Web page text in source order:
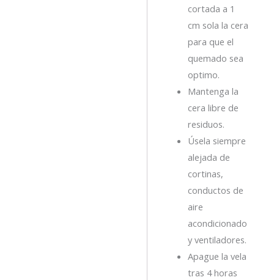
cortada a 1
cm sola la cera
para que el
quemado sea
optimo.
Mantenga la
cera libre de
residuos.
Úsela siempre
alejada de
cortinas,
conductos de
aire
acondicionado
y ventiladores.
Apague la vela
tras 4 horas